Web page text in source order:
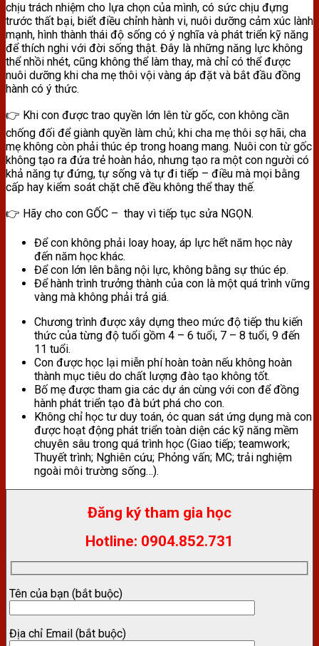
chịu trách nhiệm cho lựa chọn của mình, có sức chịu đựng
trước thất bại, biết điều chỉnh hành vi, nuôi dưỡng cảm xúc lành
mạnh, hình thành thái độ sống có ý nghĩa và phát triển kỹ năng
để thích nghi với đời sống thật. Đây là những năng lực không
thể nhồi nhét, cũng không thể làm thay, mà chỉ có thể được
nuôi dưỡng khi cha mẹ thôi vội vàng áp đặt và bắt đầu đồng
hành có ý thức.
👉 Khi con được trao quyền lớn lên từ gốc, con không cần
chống đối để giành quyền làm chủ; khi cha mẹ thôi sợ hãi, cha
mẹ không còn phải thúc ép trong hoang mang. Nuôi con từ gốc
không tạo ra đứa trẻ hoàn hảo, nhưng tạo ra một con người có
khả năng tự đứng, tự sống và tự đi tiếp – điều mà mọi bằng
cấp hay kiểm soát chặt chẽ đều không thể thay thế.
👉 Hãy cho con GỐC – thay vì tiếp tục sửa NGỌN.
Để con không phải loay hoay, áp lực hết năm học này
đến năm học khác.
Để con lớn lên bằng nội lực, không bằng sự thúc ép.
Để hành trình trưởng thành của con là một quá trình vững
vàng mà không phải trả giá.
Chương trình được xây dựng theo mức độ tiếp thu kiến
thức của từng độ tuổi gồm 4 – 6 tuổi, 7 – 8 tuổi, 9 đến
11 tuổi.
Con được học lại miễn phí hoàn toàn nếu không hoàn
thành mục tiêu do chất lượng đào tạo không tốt.
Bố mẹ được tham gia các dự án cùng với con để đồng
hành phát triển tạo đà bứt phá cho con.
Không chỉ học tư duy toán, óc quan sát ứng dụng mà con
được hoạt động phát triển toàn diện các kỹ năng mềm
chuyên sâu trong quá trình học (Giao tiếp; teamwork;
Thuyết trình; Nghiên cứu; Phỏng vấn; MC; trải nghiệm
ngoài môi trường sống…).
Đăng ký tham gia học
Hotline: 0904.852.731
Tên của bạn (bắt buộc)
Địa chỉ Email (bắt buộc)